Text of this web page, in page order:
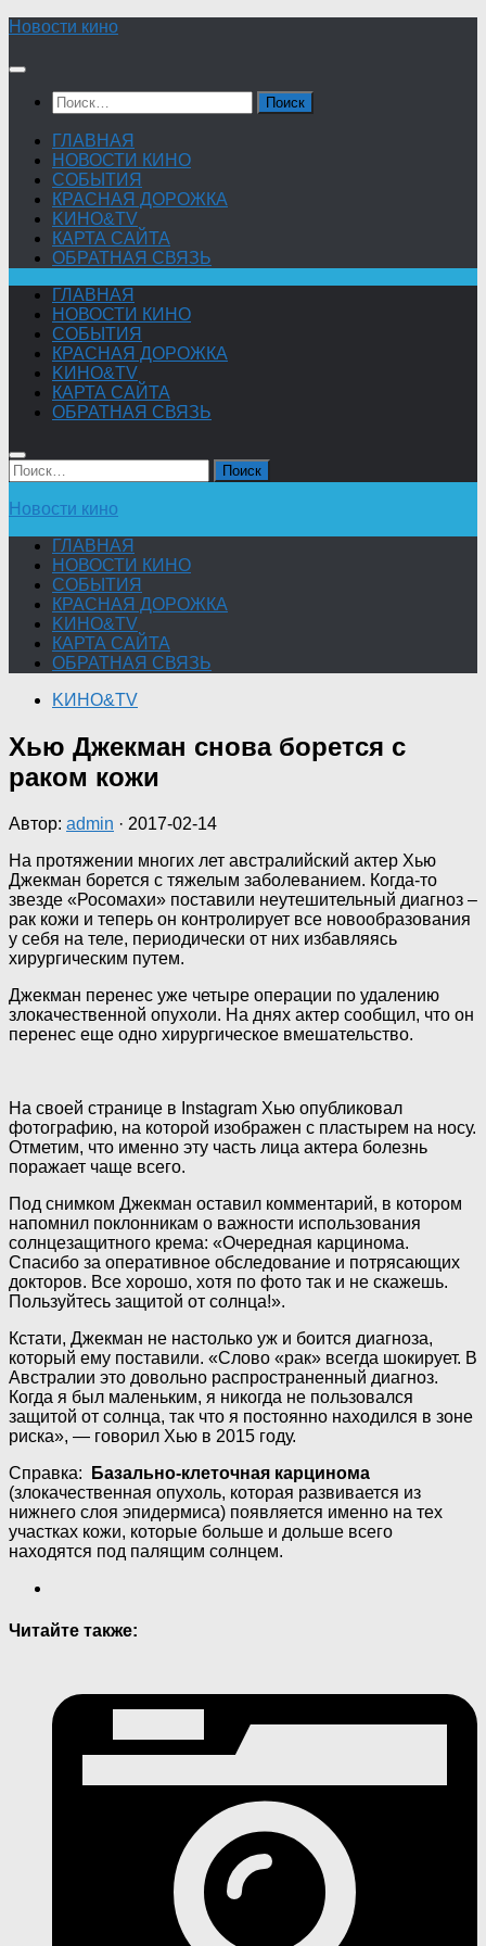
Skip
content
Новости кино
Найти:
ГЛАВНАЯ
НОВОСТИ КИНО
СОБЫТИЯ
КРАСНАЯ ДОРОЖКА
KИНО&TV
КАРТА САЙТА
ОБРАТНАЯ СВЯЗЬ
ГЛАВНАЯ
НОВОСТИ КИНО
СОБЫТИЯ
КРАСНАЯ ДОРОЖКА
KИНО&TV
КАРТА САЙТА
ОБРАТНАЯ СВЯЗЬ
Найти:
Новости кино
ГЛАВНАЯ
НОВОСТИ КИНО
СОБЫТИЯ
КРАСНАЯ ДОРОЖКА
KИНО&TV
КАРТА САЙТА
ОБРАТНАЯ СВЯЗЬ
KИНО&TV
Хью Джекман снова борется с
раком кожи
Автор: admin · 2017-02-14
На протяжении многих лет австралийский актер Хью
Джекман борется с тяжелым заболеванием. Когда-то
звезде «Росомахи» поставили неутешительный диагноз –
рак кожи и теперь он контролирует все новообразования
у себя на теле, периодически от них избавляясь
хирургическим путем.
Джекман перенес уже четыре операции по удалению
злокачественной опухоли. На днях актер сообщил, что он
перенес еще одно хирургическое вмешательство.
На своей странице в Instagram Хью опубликовал
фотографию, на которой изображен с пластырем на носу.
Отметим, что именно эту часть лица актера болезнь
поражает чаще всего.
Под снимком Джекман оставил комментарий, в котором
напомнил поклонникам о важности использования
солнцезащитного крема: «Очередная карцинома.
Спасибо за оперативное обследование и потрясающих
докторов. Все хорошо, хотя по фото так и не скажешь.
Пользуйтесь защитой от солнца!».
Кстати, Джекман не настолько уж и боится диагноза,
который ему поставили. «Слово «рак» всегда шокирует. В
Австралии это довольно распространенный диагноз.
Когда я был маленьким, я никогда не пользовался
защитой от солнца, так что я постоянно находился в зоне
риска», — говорил Хью в 2015 году.
Справка:
Базально-клеточная карцинома
(злокачественная опухоль, которая развивается из
нижнего слоя эпидермиса) появляется именно на тех
участках кожи, которые больше и дольше всего
находятся под палящим солнцем.
Читайте также: